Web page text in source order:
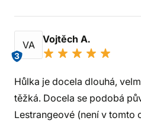
VA
3
Vojtěch A.
Hůlka je docela dlouhá,
těžká. Docela se podobá
Lestrangeové (není v tomto